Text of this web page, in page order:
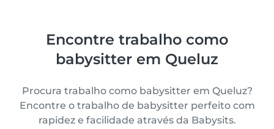
Encontre trabalho como
babysitter em Queluz
Procura trabalho como babysitter em Queluz?
Encontre o trabalho de babysitter perfeito com
rapidez e facilidade através da Babysits.